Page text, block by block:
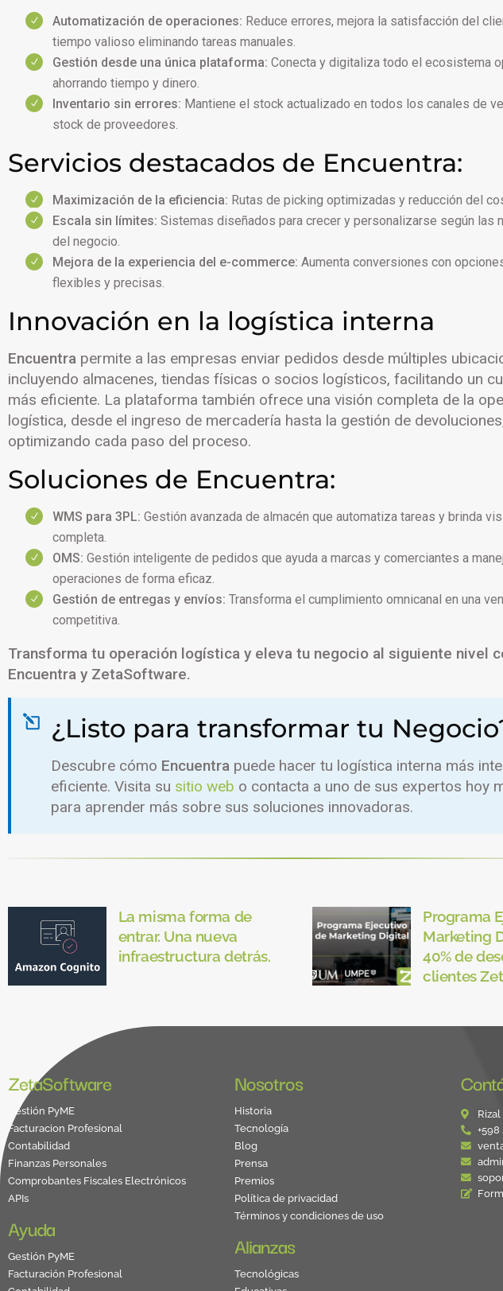
Automatización de operaciones: Reduce errores, mejora la satisfacción del
tiempo valioso eliminando tareas manuales.
Gestión desde una única plataforma: Conecta y digitaliza todo el ecosistema
ahorrando tiempo y dinero.
Inventario sin errores: Mantiene el stock actualizado en todos los canales de
stock de proveedores.
Servicios destacados de Encuentra:
Maximización de la eficiencia: Rutas de picking optimizadas y reducción del
Escala sin límites: Sistemas diseñados para crecer y personalizarse según las
del negocio.
Mejora de la experiencia del e-commerce: Aumenta conversiones con
flexibles y precisas.
Innovación en la logística interna
Encuentra permite a las empresas enviar pedidos desde múltiples
incluyendo almacenes, tiendas físicas o socios logísticos, facilitando un
más eficiente. La plataforma también ofrece una visión completa de la
logística, desde el ingreso de mercadería hasta la gestión de
optimizando cada paso del proceso.
Soluciones de Encuentra:
WMS para 3PL: Gestión avanzada de almacén que automatiza tareas y brinda
completa.
OMS: Gestión inteligente de pedidos que ayuda a marcas y comerciantes a
operaciones de forma eficaz.
Gestión de entregas y envíos: Transforma el cumplimiento omnicanal en una
competitiva.
Transforma tu operación logística y eleva tu negocio al siguiente nivel
Encuentra y ZetaSoftware.
¿Listo para transformar tu
Descubre cómo Encuentra puede hacer tu logística interna más
eficiente. Visita su sitio web o contacta a uno de sus expertos hoy
para aprender más sobre sus soluciones innovadoras.
La misma forma de
entrar. Una nueva
infraestructura detrás.
Programa
Marketing
40% de
clientes
ZetaSoftware
Gestión PyME
Facturacion Profesional
Contabilidad
Finanzas Personales
Comprobantes Fiscales Electrónicos
APIs
Ayuda
Gestión PyME
Facturación Profesional
Nosotros
Historia
Tecnología
Blog
Prensa
Premios
Política de privacidad
Términos y condiciones de uso
Alianzas
Tecnológicas